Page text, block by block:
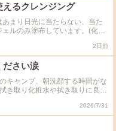
るクレンジング
まり日光に当たらない、当た
ルのみ塗布しています。(化粧
書いてあったのでdプログラム
鼻と顎に角栓ができてきまし
と思ったもののアテニアは強
かったんですけど徐々に合わな
りますか？
2日前
ださい涙
キャンプ、朝洗顔する時間がな
き取り化粧水や拭き取りに良い
思春期の皮脂量が絶望的に多い
れにちゃんと拭き取りで夜のス
っかり拭き取れるけれどマイ
くお願いします。
2026/7/31